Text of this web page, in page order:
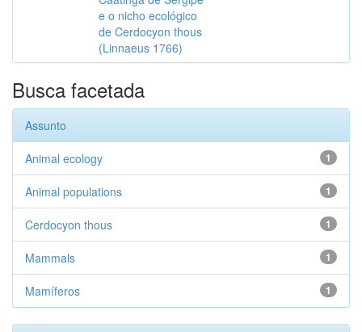
e o nicho ecológico
de Cerdocyon thous
(Linnaeus 1766)
Busca facetada
Assunto
1
Animal ecology
1
Animal populations
1
Cerdocyon thous
1
Mammals
1
Mamíferos